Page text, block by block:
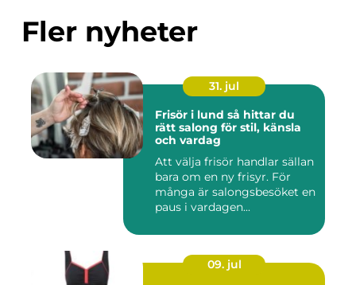
Fler nyheter
31. jul
Frisör i lund så hittar du
rätt salong för stil, känsla
och vardag
Att välja frisör handlar sällan
bara om en ny frisyr. För
många är salongsbesöket en
paus i vardagen...
09. jul